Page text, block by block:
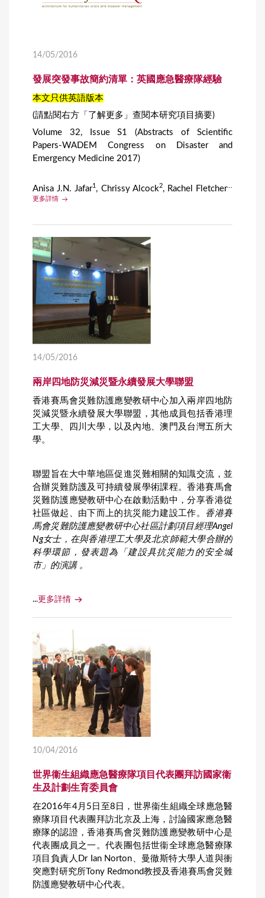
14/05/2016
發展突發事故簡約清單：英國應急醫療隊經驗
本文只供英語版本
(請點閱右方「了解更多」查閱本研究項目摘要)
Volume 32, Issue S1 (Abstracts of Scientific
Papers-WADEM Congress on Disaster and
Emergency Medicine 2017)
Anisa J.N. Jafar1 , Chrissy Alcock2, Rachel Fletcher...
更多詳情
14/05/2016
兩岸四地防災減災暨永續發展大學聯盟
香港賽馬會災難防護應變教研中心加入兩岸四地防
災減災暨永續發展大學聯盟，其他成員包括香港理
工大學、四川大學，以及內地、澳門及台灣五所大
學。
聯盟旨在大中華地區促進災難相關的知識交流，並
合辦災難防護及可持續發展學術課程。香港賽馬會
災難防護應變教研中心在啟動活動中，分享香港從
社區做起、由下而上的抗災能力建設工作。 香港賽
馬會災難防護應變教研中心社區計劃項目經理Angel
Ng女士，在與香港理工大學及北京師範大學合辦的
科學環節，發表題為「建設具抗災能力的安全城
市」的演講 。
...更多詳情
10/04/2016
世界衞生組織應急醫療隊項目代表團拜訪國家衞
生及計劃生育委員會
在2016年4月5日至8日，世界衞生組織全球應急醫
療隊項目代表團拜訪北京及上海，討論國家應急醫
療隊的認證，香港賽馬會災難防護應變教研中心是
代表團成員之一。代表團包括世衞全球應急醫療隊
項目負責人Dr Ian Norton、曼徹斯特大學人道與衝
突應對研究所Tony Redmond教授及香港賽馬會災難
防護應變教研中心代表。